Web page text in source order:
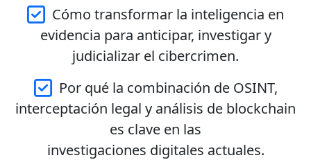
Cómo transformar la inteligencia en
evidencia para anticipar, investigar y
judicializar el cibercrimen.
Por qué la combinación de OSINT,
interceptación legal y análisis de blockchain
es clave en las
investigaciones digitales actuales.